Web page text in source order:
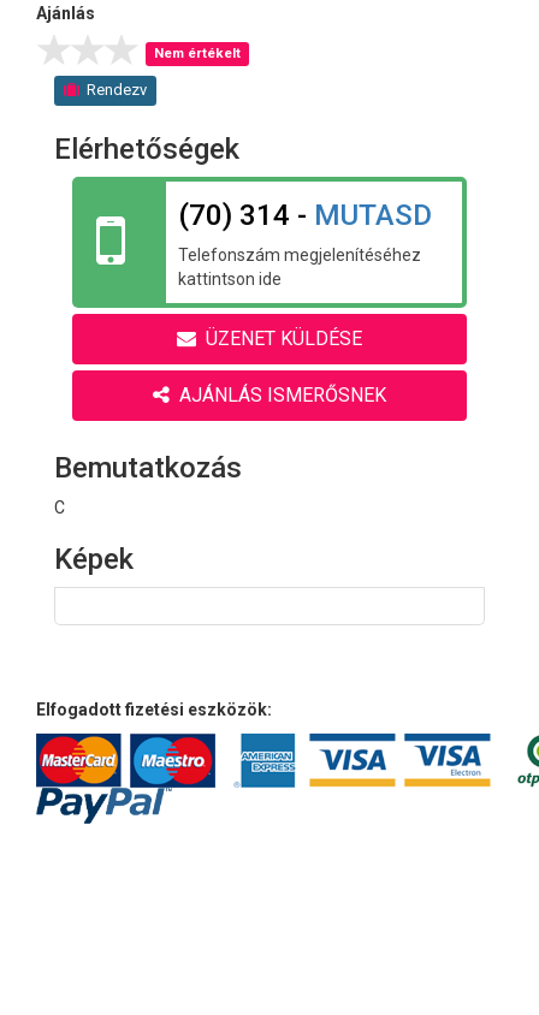
Ajánlás
Nem értékelt
Rendezv
Elérhetőségek
(70) 314 - MUTASD
Telefonszám megjelenítéséhez
kattintson ide
ÜZENET KÜLDÉSE
AJÁNLÁS ISMERŐSNEK
Bemutatkozás
C
Képek
Elfogadott fizetési eszközök: